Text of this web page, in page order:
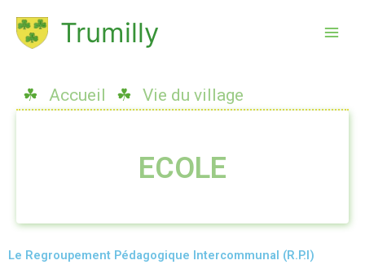
contenu
Trumilly
☘ Accueil ☘ Vie du village
ECOLE
Le Regroupement Pédagogique Intercommunal (R.P.I)